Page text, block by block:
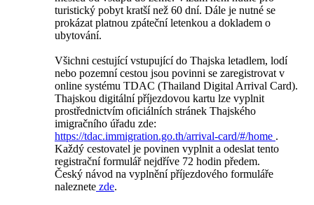
turistický pobyt kratší než 60 dní. Dále je nutné se
prokázat platnou zpáteční letenkou a dokladem o
ubytování.
Všichni cestující vstupující do Thajska letadlem, lodí
nebo pozemní cestou jsou povinni se zaregistrovat v
online systému TDAC (Thailand Digital Arrival Card).
Thajskou digitální příjezdovou kartu lze vyplnit
prostřednictvím oficiálních stránek Thajského
imigračního úřadu zde:
https://tdac.immigration.go.th/arrival-card/#/home .
Každý cestovatel je povinen vyplnit a odeslat tento
registrační formulář nejdříve 72 hodin předem.
Český návod na vyplnění příjezdového formuláře
naleznete zde.